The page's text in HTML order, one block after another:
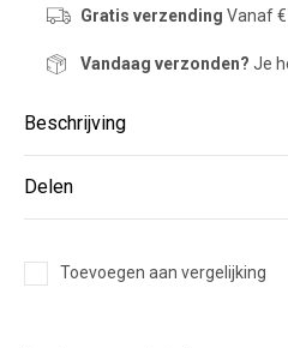
Gratis verzending Vanaf
Vandaag verzonden? Je
Beschrijving
Delen
Toevoegen aan vergelijking